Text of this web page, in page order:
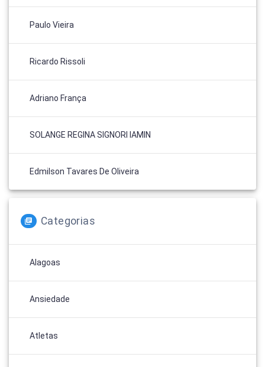
Paulo Vieira
Ricardo Rissoli
Adriano França
SOLANGE REGINA SIGNORI IAMIN
Edmilson Tavares De Oliveira
Categorias
Alagoas
Ansiedade
Atletas